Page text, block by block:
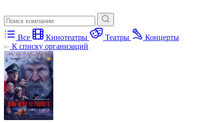
Все Кинотеатры Театры
Концерты
К списку организаций